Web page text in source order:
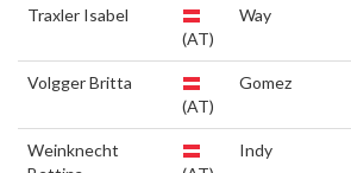
Traxler Isabel
(AT)
Way
Volgger Britta
(AT)
Gomez
Weinknecht
Indy